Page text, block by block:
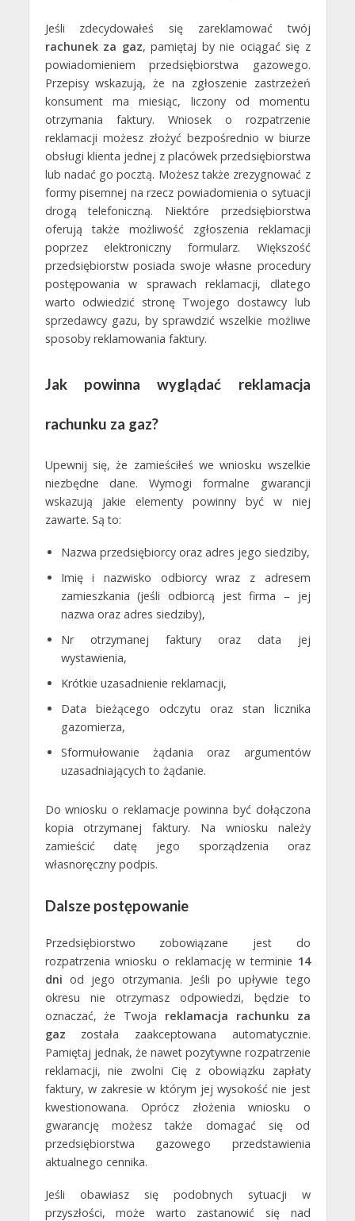
Jeśli zdecydowałeś się zareklamować twój
rachunek za gaz, pamiętaj by nie ociągać się z
powiadomieniem przedsiębiorstwa gazowego.
Przepisy wskazują, że na zgłoszenie zastrzeżeń
konsument ma miesiąc, liczony od momentu
otrzymania faktury. Wniosek o rozpatrzenie
reklamacji możesz złożyć bezpośrednio w biurze
obsługi klienta jednej z placówek przedsiębiorstwa
lub nadać go pocztą. Możesz także zrezygnować z
formy pisemnej na rzecz powiadomienia o sytuacji
drogą telefoniczną. Niektóre przedsiębiorstwa
oferują także możliwość zgłoszenia reklamacji
poprzez elektroniczny formularz. Większość
przedsiębiorstw posiada swoje własne procedury
postępowania w sprawach reklamacji, dlatego
warto odwiedzić stronę Twojego dostawcy lub
sprzedawcy gazu, by sprawdzić wszelkie możliwe
sposoby reklamowania faktury.
Jak powinna wyglądać reklamacja
rachunku za gaz?
Upewnij się, że zamieściłeś we wniosku wszelkie
niezbędne dane. Wymogi formalne gwarancji
wskazują jakie elementy powinny być w niej
zawarte. Są to:
Nazwa przedsiębiorcy oraz adres jego siedziby,
Imię i nazwisko odbiorcy wraz z adresem
zamieszkania (jeśli odbiorcą jest firma – jej
nazwa oraz adres siedziby),
Nr otrzymanej faktury oraz data jej
wystawienia,
Krótkie uzasadnienie reklamacji,
Data bieżącego odczytu oraz stan licznika
gazomierza,
Sformułowanie żądania oraz argumentów
uzasadniających to żądanie.
Do wniosku o reklamacje powinna być dołączona
kopia otrzymanej faktury. Na wniosku należy
zamieścić datę jego sporządzenia oraz
własnoręczny podpis.
Dalsze postępowanie
Przedsiębiorstwo zobowiązane jest do
rozpatrzenia wniosku o reklamację w terminie 14
dni od jego otrzymania. Jeśli po upływie tego
okresu nie otrzymasz odpowiedzi, będzie to
oznaczać, że Twoja reklamacja rachunku za
gaz została zaakceptowana automatycznie.
Pamiętaj jednak, że nawet pozytywne rozpatrzenie
reklamacji, nie zwolni Cię z obowiązku zapłaty
faktury, w zakresie w którym jej wysokość nie jest
kwestionowana. Oprócz złożenia wniosku o
gwarancję możesz także domagać się od
przedsiębiorstwa gazowego przedstawienia
aktualnego cennika.
Jeśli obawiasz się podobnych sytuacji w
przyszłości, może warto zastanowić się nad